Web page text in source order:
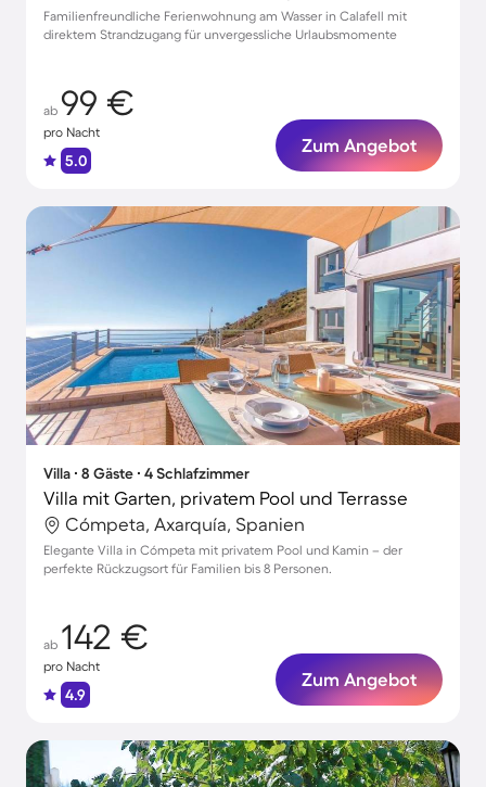
Familienfreundliche Ferienwohnung am Wasser in Calafell mit
direktem Strandzugang für unvergessliche Urlaubsmomente
ab 99 €
pro Nacht
5.0
Zum Angebot
Villa ∙ 8 Gäste ∙ 4 Schlafzimmer
Villa mit Garten, privatem Pool und Terrasse
Cómpeta, Axarquía, Spanien
Elegante Villa in Cómpeta mit privatem Pool und Kamin – der
perfekte Rückzugsort für Familien bis 8 Personen.
ab 142 €
pro Nacht
4.9
Zum Angebot